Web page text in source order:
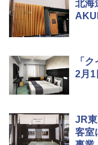
北海
「
2月1
JR
客室